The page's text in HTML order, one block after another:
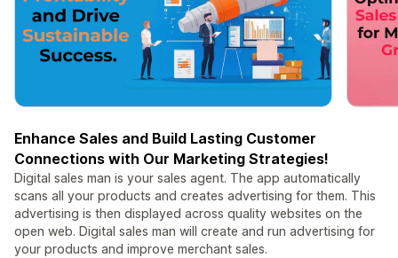
Enhance Sales and Build Lasting Customer
Connections with Our Marketing Strategies!
Digital sales man is your sales agent. The app automatically
scans all your products and creates advertising for them. This
advertising is then displayed across quality websites on the
open web. Digital sales man will create and run advertising for
your products and improve merchant sales.